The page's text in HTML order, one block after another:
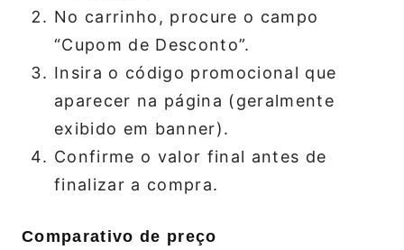
No carrinho, procure o campo
“Cupom de Desconto”.
Insira o código promocional que
aparecer na página (geralmente
exibido em banner).
Confirme o valor final antes de
finalizar a compra.
Comparativo de preço